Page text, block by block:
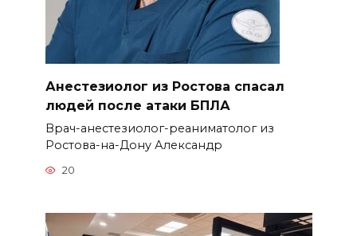
Анестезиолог из Ростова спасал
людей после атаки БПЛА
Врач-анестезиолог-реаниматолог из
Ростова-на-Дону Александр
20